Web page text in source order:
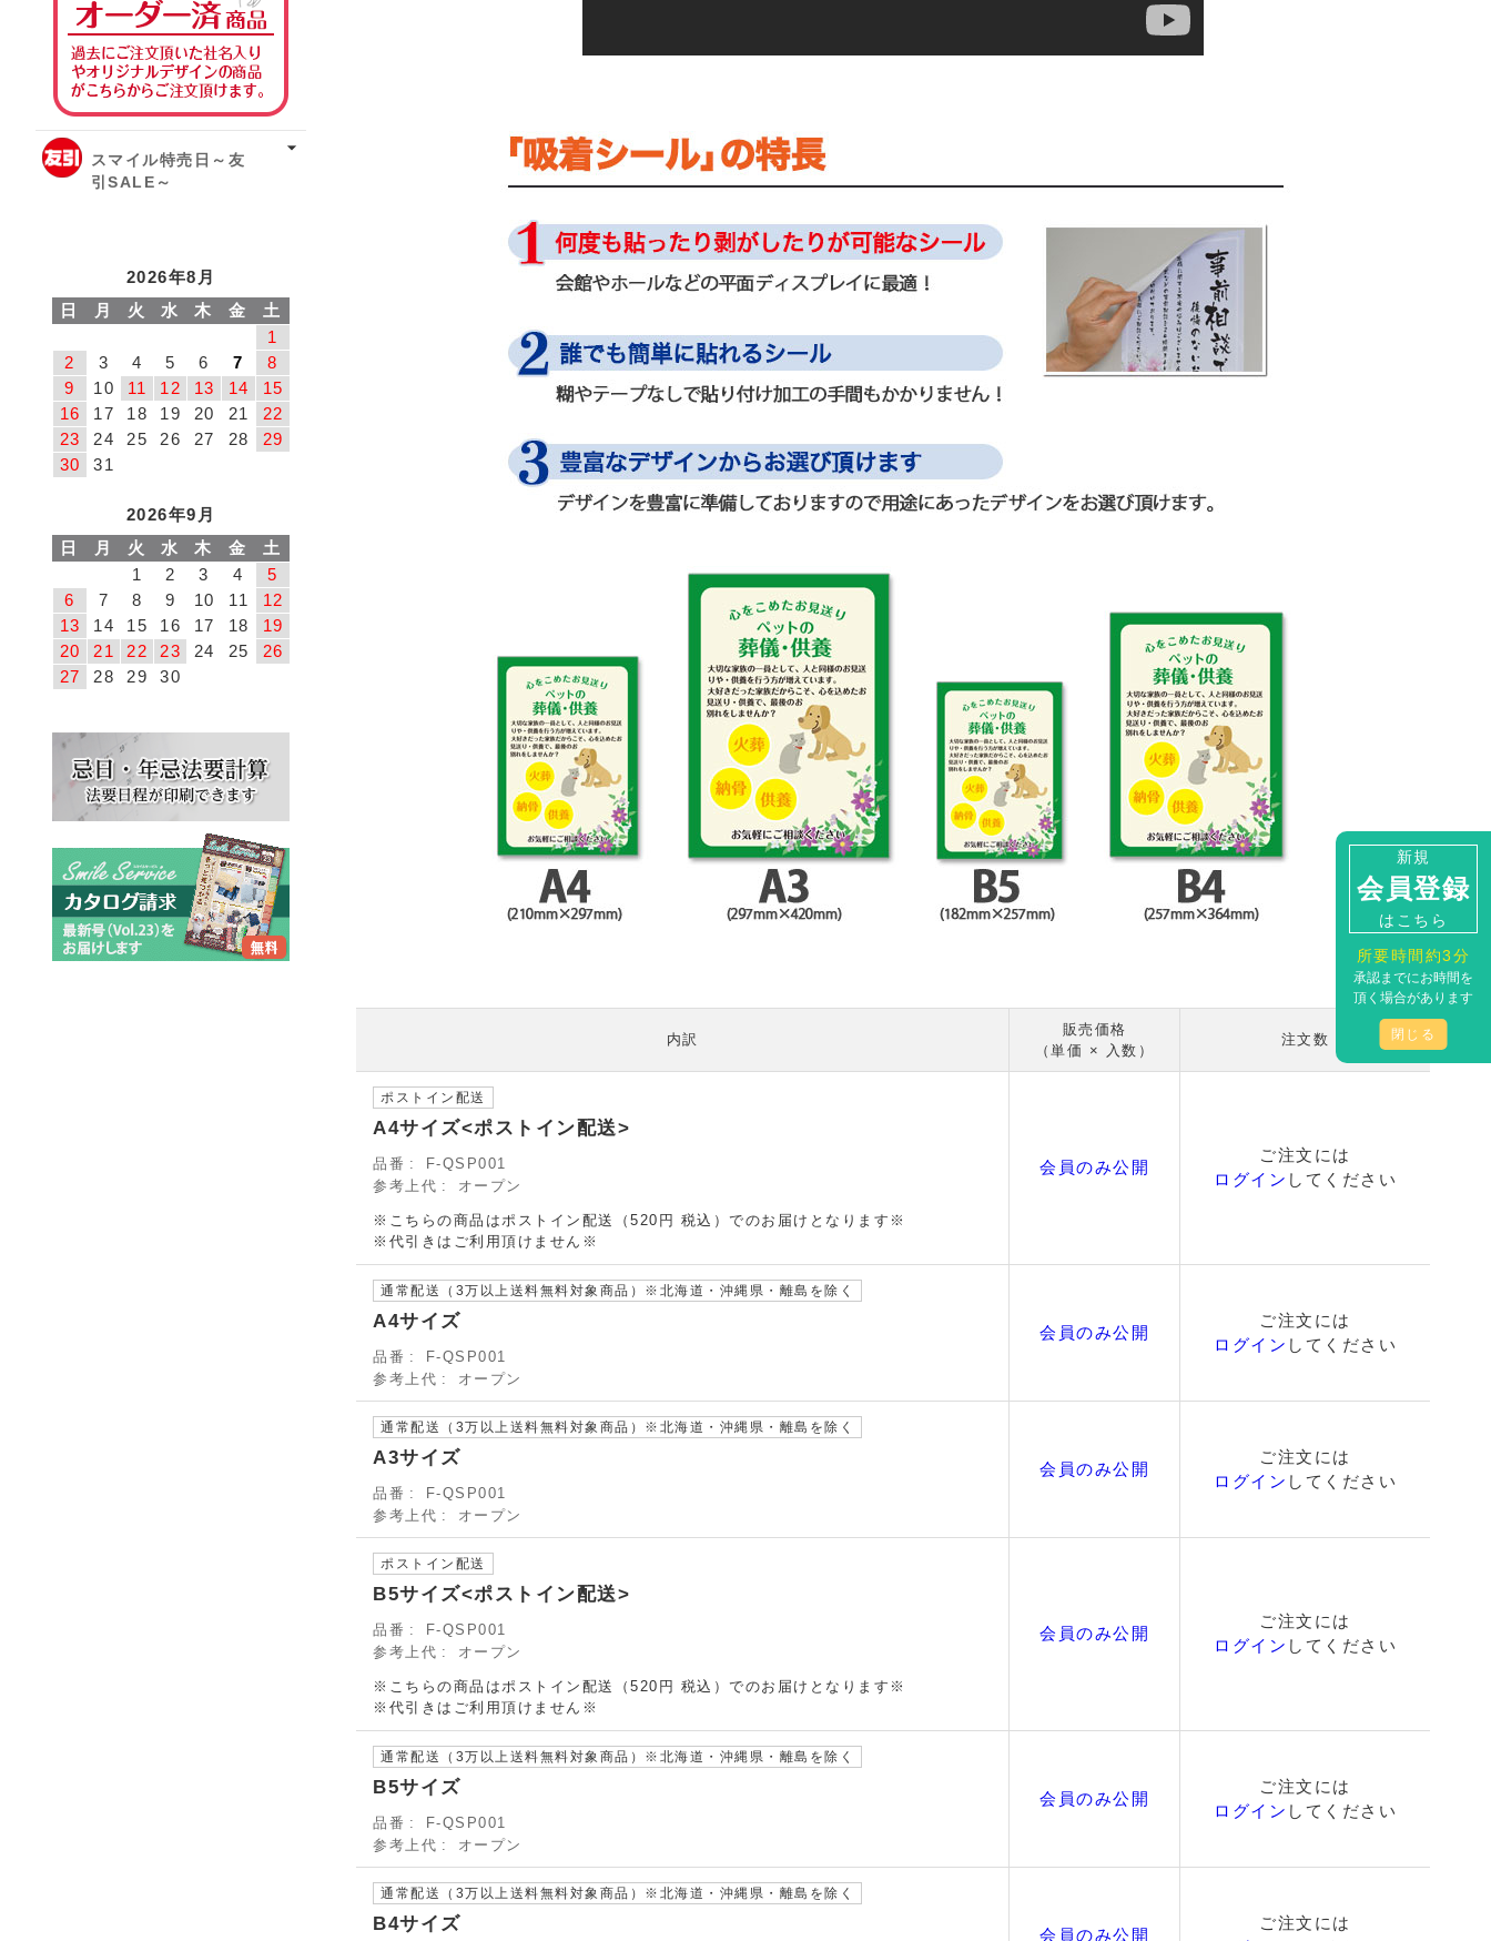
内訳
販売価格
（単価 × 入数）
注文数
ポストイン配送
A4サイズ<ポストイン配送>
品番
F-QSP001
参考上代
オープン
※こちらの商品はポストイン配送（520円 税込）でのお届けとなります※
※代引きはご利用頂けません※
会員のみ公開
ご注文には
ログイン してください
通常配送（3万以上送料無料対象商品）※北海道・沖縄県・離島を除く
A4サイズ
品番
F-QSP001
参考上代
オープン
会員のみ公開
ご注文には
ログイン してください
通常配送（3万以上送料無料対象商品）※北海道・沖縄県・離島を除く
A3サイズ
品番
F-QSP001
参考上代
オープン
会員のみ公開
ご注文には
ログイン してください
ポストイン配送
B5サイズ<ポストイン配送>
品番
F-QSP001
参考上代
オープン
※こちらの商品はポストイン配送（520円 税込）でのお届けとなります※
※代引きはご利用頂けません※
会員のみ公開
ご注文には
ログイン してください
通常配送（3万以上送料無料対象商品）※北海道・沖縄県・離島を除く
B5サイズ
品番
F-QSP001
参考上代
オープン
会員のみ公開
ご注文には
ログイン してください
通常配送（3万以上送料無料対象商品）※北海道・沖縄県・離島を除く
B4サイズ
会員のみ公開
ご注文には
スマイル特売日～友
引SALE～
2026年8月
日
月 火 水 木 金
土
1
2
3 4 5 6 7
8
9
10 11 12 13 14
15
16
17 18 19 20 21
22
23
24 25 26 27 28
29
30
31
2026年9月
日
月 火 水 木 金
土
1
2 3 4
5
6
7 8 9 10 11
12
13
14 15 16 17 18
19
20
21 22 23 24 25
26
27
28 29 30
閉じる
新規
会員登録
はこちら
所要時間約3分
承認までにお時間を
頂く場合があります